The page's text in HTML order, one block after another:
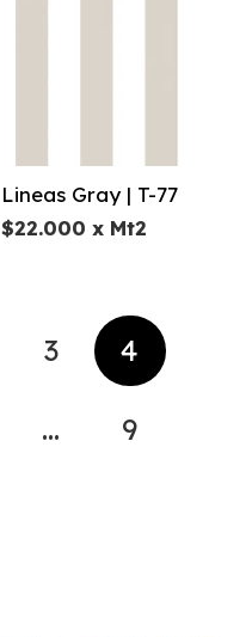
Lineas Gray | T-77
$22.000 x Mt2
3 4
… 9